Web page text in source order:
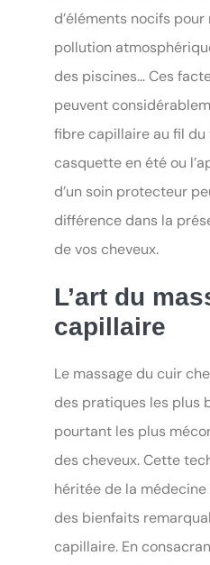
d’éléments nocifs pour
pollution
des piscines… Ces
peuvent
fibre capillaire au fil du
casquette en été ou
d’un soin protecteur
différence dans la
de vos cheveux.
L’art du
capillaire
Le massage du cuir
des pratiques les plus
pourtant les plus
des cheveux. Cette
héritée de la
des bienfaits
capillaire. En